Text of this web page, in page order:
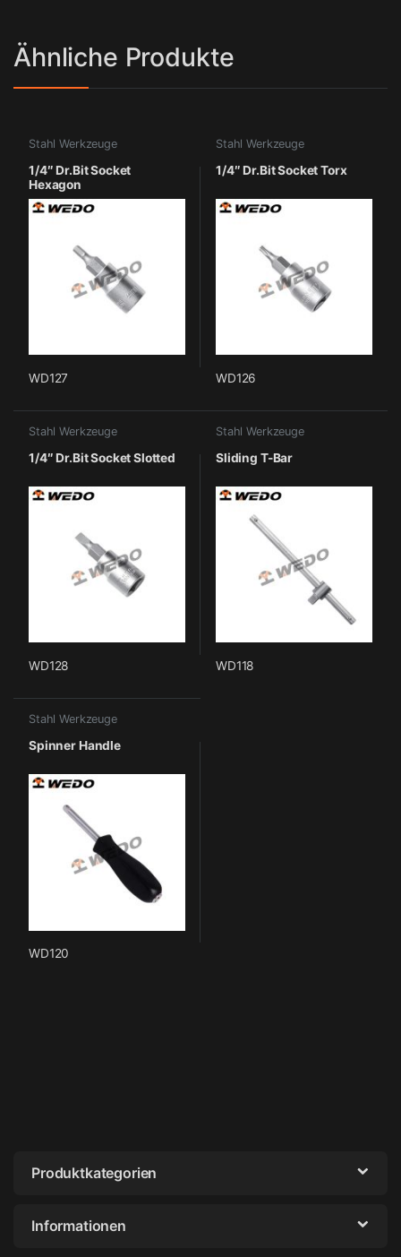
Ähnliche Produkte
Stahl Werkzeuge
1/4″ Dr.Bit Socket
Hexagon
WD127
Stahl Werkzeuge
1/4″ Dr.Bit Socket Torx
WD126
Stahl Werkzeuge
1/4″ Dr.Bit Socket Slotted
WD128
Stahl Werkzeuge
Sliding T-Bar
WD118
Stahl Werkzeuge
Spinner Handle
WD120
Produktkategorien
Informationen